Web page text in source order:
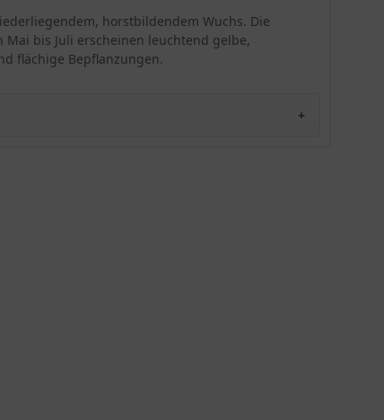
horstbildendem Wuchs. Die
bis Juli erscheinen leuchtend gelbe,
flächige Bepflanzungen.